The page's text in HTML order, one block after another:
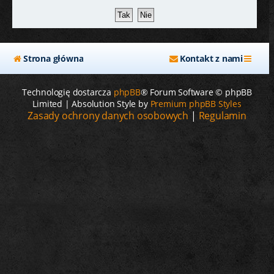
Strona główna Kontakt z nami
Technologię dostarcza phpBB® Forum Software © phpBB
Limited | Absolution Style by Premium phpBB Styles
Zasady ochrony danych osobowych | Regulamin